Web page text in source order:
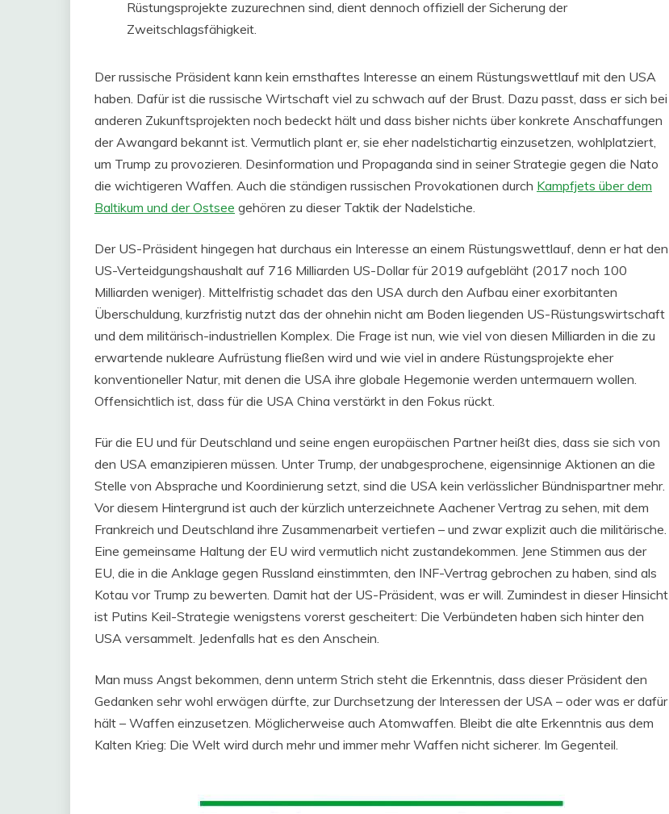
Rüstungsprojekte zuzurechnen sind, dient dennoch offiziell der Sicherung der
Zweitschlagsfähigkeit.
Der russische Präsident kann kein ernsthaftes Interesse an einem Rüstungswettlauf mit den USA
haben. Dafür ist die russische Wirtschaft viel zu schwach auf der Brust. Dazu passt, dass er sich bei
anderen Zukunftsprojekten noch bedeckt hält und dass bisher nichts über konkrete Anschaffungen
der Awangard bekannt ist. Vermutlich plant er, sie eher nadelstichartig einzusetzen, wohlplatziert,
um Trump zu provozieren. Desinformation und Propaganda sind in seiner Strategie gegen die Nato
die wichtigeren Waffen. Auch die ständigen russischen Provokationen durch Kampfjets über dem
Baltikum und der Ostsee gehören zu dieser Taktik der Nadelstiche.
Der US-Präsident hingegen hat durchaus ein Interesse an einem Rüstungswettlauf, denn er hat den
US-Verteidgungshaushalt auf 716 Milliarden US-Dollar für 2019 aufgebläht (2017 noch 100
Milliarden weniger). Mittelfristig schadet das den USA durch den Aufbau einer exorbitanten
Überschuldung, kurzfristig nutzt das der ohnehin nicht am Boden liegenden US-Rüstungswirtschaft
und dem militärisch-industriellen Komplex. Die Frage ist nun, wie viel von diesen Milliarden in die zu
erwartende nukleare Aufrüstung fließen wird und wie viel in andere Rüstungsprojekte eher
konventioneller Natur, mit denen die USA ihre globale Hegemonie werden untermauern wollen.
Offensichtlich ist, dass für die USA China verstärkt in den Fokus rückt.
Für die EU und für Deutschland und seine engen europäischen Partner heißt dies, dass sie sich von
den USA emanzipieren müssen. Unter Trump, der unabgesprochene, eigensinnige Aktionen an die
Stelle von Absprache und Koordinierung setzt, sind die USA kein verlässlicher Bündnispartner mehr.
Vor diesem Hintergrund ist auch der kürzlich unterzeichnete Aachener Vertrag zu sehen, mit dem
Frankreich und Deutschland ihre Zusammenarbeit vertiefen – und zwar explizit auch die militärische.
Eine gemeinsame Haltung der EU wird vermutlich nicht zustandekommen. Jene Stimmen aus der
EU, die in die Anklage gegen Russland einstimmten, den INF-Vertrag gebrochen zu haben, sind als
Kotau vor Trump zu bewerten. Damit hat der US-Präsident, was er will. Zumindest in dieser Hinsicht
ist Putins Keil-Strategie wenigstens vorerst gescheitert: Die Verbündeten haben sich hinter den
USA versammelt. Jedenfalls hat es den Anschein.
Man muss Angst bekommen, denn unterm Strich steht die Erkenntnis, dass dieser Präsident den
Gedanken sehr wohl erwägen dürfte, zur Durchsetzung der Interessen der USA – oder was er dafür
hält – Waffen einzusetzen. Möglicherweise auch Atomwaffen. Bleibt die alte Erkenntnis aus dem
Kalten Krieg: Die Welt wird durch mehr und immer mehr Waffen nicht sicherer. Im Gegenteil.